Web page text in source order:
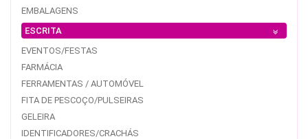
EMBALAGENS
ESCRITA
EVENTOS/FESTAS
FARMÁCIA
FERRAMENTAS / AUTOMÓVEL
FITA DE PESCOÇO/PULSEIRAS
GELEIRA
IDENTIFICADORES/CRACHÁS